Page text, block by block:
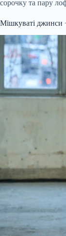
сорочку та пару
Мішкуваті джинси